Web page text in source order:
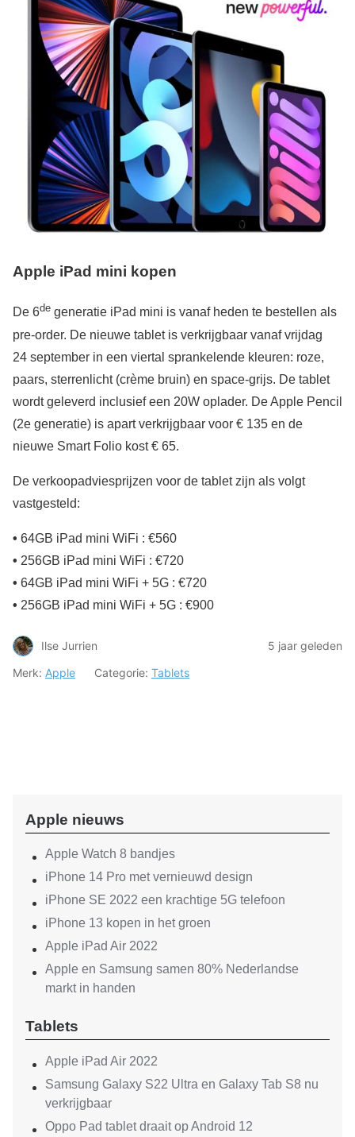
Apple iPad mini kopen
De 6de generatie iPad mini is vanaf heden te bestellen als
pre-order. De nieuwe tablet is verkrijgbaar vanaf vrijdag
24 september in een viertal sprankelende kleuren: roze,
paars, sterrenlicht (crème bruin) en space-grijs. De tablet
wordt geleverd inclusief een 20W oplader. De Apple Pencil
(2e generatie) is apart verkrijgbaar voor € 135 en de
nieuwe Smart Folio kost € 65.
De verkoopadviesprijzen voor de tablet zijn als volgt
vastgesteld:
• 64GB iPad mini WiFi : €560
• 256GB iPad mini WiFi : €720
• 64GB iPad mini WiFi + 5G : €720
• 256GB iPad mini WiFi + 5G : €900
Ilse Jurrien
5 jaar geleden
Merk: Apple Categorie: Tablets
Apple nieuws
Apple Watch 8 bandjes
iPhone 14 Pro met vernieuwd design
iPhone SE 2022 een krachtige 5G telefoon
iPhone 13 kopen in het groen
Apple iPad Air 2022
Apple en Samsung samen 80% Nederlandse
markt in handen
Tablets
Apple iPad Air 2022
Samsung Galaxy S22 Ultra en Galaxy Tab S8 nu
verkrijgbaar
Oppo Pad tablet draait op Android 12